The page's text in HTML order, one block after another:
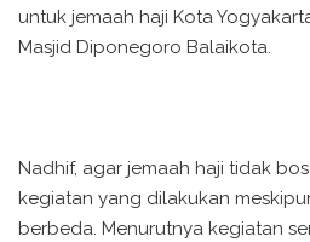
untuk jemaah haji Kota
Masjid Diponegoro Balaikota.
Nadhif, agar jemaah haji tidak
kegiatan yang dilakukan
berbeda. Menurutnya kegiatan